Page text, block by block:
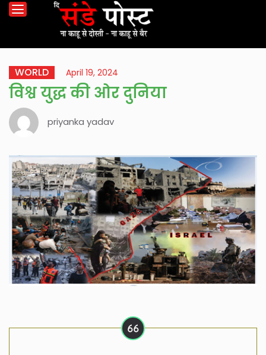
WORLD April 19, 2024
विश्व युद्ध की ओर दुनिया
priyanka yadav